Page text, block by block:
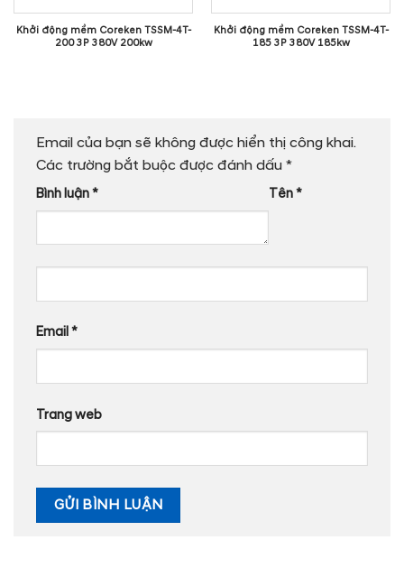
Khởi động mềm Coreken TSSM-4T-
200 3P 380V 200kw
Khởi động mềm Coreken TSSM-4T-
185 3P 380V 185kw
Email của bạn sẽ không được hiển thị công khai.
Các trường bắt buộc được đánh dấu *
Bình luận* Tên*
Email*
Trang web